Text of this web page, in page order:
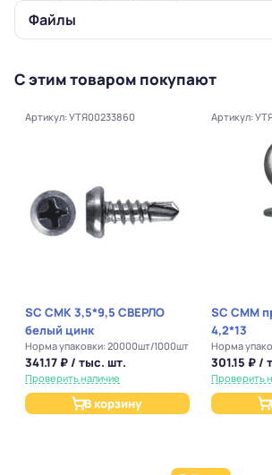
Файлы
С этим товаром покупают
Артикул: УТЯ00233860
SC СМК 3,5*9,5 СВЕРЛО
белый цинк
Норма упаковки: 20000шт/1000шт
341.17 ₽ / тыс. шт.
Проверить наличие
В корзину
Артикул:
SC СММ
4,2*13
Норма
301.15 ₽ /
Проверить